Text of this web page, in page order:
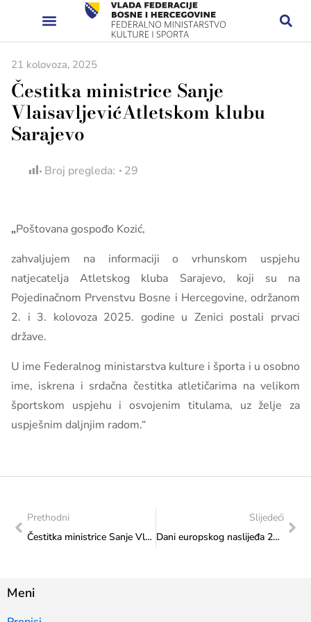
21 kolovoza, 2025
Čestitka ministrice Sanje
VlaisavljevićAtletskom klubu
Sarajevo
Broj pregleda: 29
„Poštovana gospođo Kozić,
zahvaljujem na informaciji o vrhunskom uspjehu
natjecatelja Atletskog kluba Sarajevo, koji su na
Pojedinačnom Prvenstvu Bosne i Hercegovine, održanom
2. i 3. kolovoza 2025. godine u Zenici postali prvaci
države.
U ime Federalnog ministarstva kulture i športa i u osobno
ime, iskrena i srdačna čestitka atletičarima na velikom
športskom uspjehu i osvojenim titulama, uz želje za
uspješnim daljnjim radom.“
Prethodni
Čestitka ministrice Sanje Vlaisavljević Atletskom klubu „Volim trčanje“
Slijedeći
Dani europskog naslijeđa 2025.: Vareš prezentirao kulturu i tradiciju kroz raznolik program
Meni